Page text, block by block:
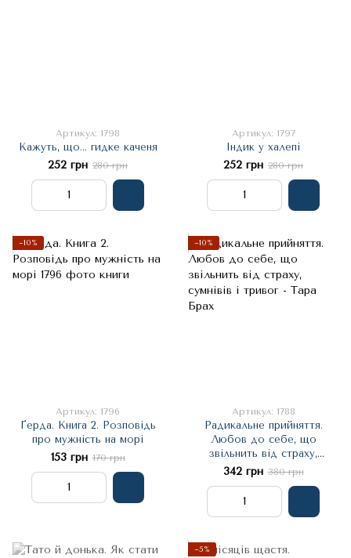
Артикул: 1798
Кажуть, що... гидке каченя
252 грн 280 грн
Артикул: 1797
Індик у халепі
252 грн 280 грн
−10%
Артикул: 1796
Ґерда. Книга 2. Розповідь
про мужність на морі
153 грн 170 грн
−10%
Артикул: 1788
Радикальне прийняття.
Любов до себе, що
звільнить від страху,
сумнівів і тривог - Тара Брах
342 грн 380 грн
−5%